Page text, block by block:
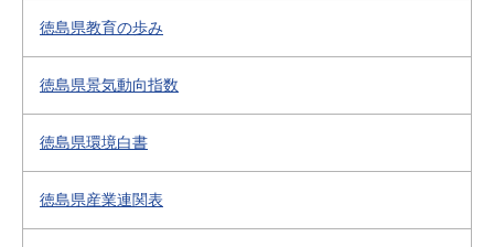
徳島県教育の歩み
徳島県景気動向指数
徳島県環境白書
徳島県産業連関表